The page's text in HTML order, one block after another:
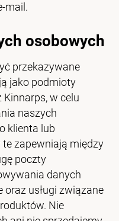
osobowych
przekazywane
jako podmioty
w celu
naszych
klienta lub
zapewniają między
poczty
danych
oraz usługi związane
Nie